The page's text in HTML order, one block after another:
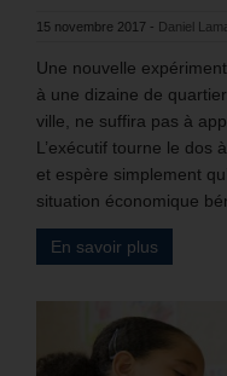
15 novembre 2017 - Daniel
Une nouvelle
à une dizaine de
ville, ne suffira pas à
L’exécutif tourne le dos
et espère simplement
situation économique
En savoir plus